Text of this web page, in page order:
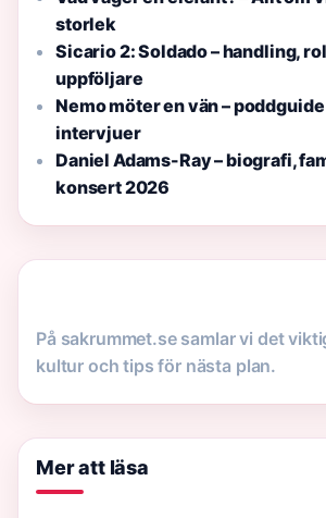
storlek
Sicario 2: Soldado – handling,
uppföljare
Nemo möter en vän –
intervjuer
Daniel Adams-Ray – biografi,
konsert 2026
På sakrummet.se samlar vi det
kultur och tips för nästa plan.
Mer att läsa